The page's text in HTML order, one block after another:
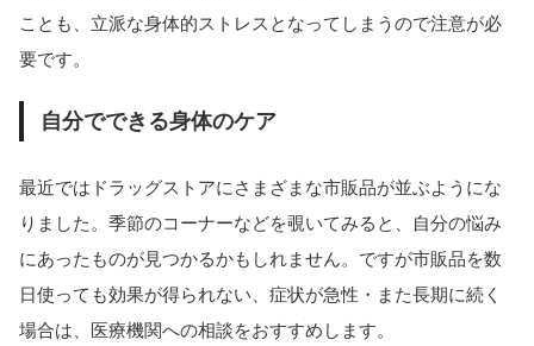
ことも、立派な身体的ストレスとなってしまうので注意が必
要です。
自分でできる身体のケア
最近ではドラッグストアにさまざまな市販品が並ぶようにな
りました。季節のコーナーなどを覗いてみると、自分の悩み
にあったものが見つかるかもしれません。ですが市販品を数
日使っても効果が得られない、症状が急性・また長期に続く
場合は、医療機関への相談をおすすめします。